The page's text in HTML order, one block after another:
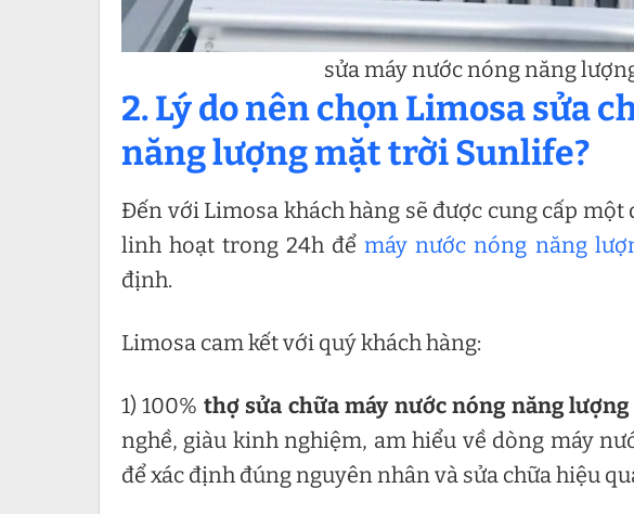
sửa máy nước nóng năng
2. Lý do nên chọn Limosa sửa
năng lượng mặt trời Sunlife?
Đến với Limosa khách hàng sẽ được cung cấp
linh hoạt trong 24h đểmáy nước nóng năng
định.
Limosa cam kết với quý khách hàng:
1) 100% thợ sửa chữa máy nước nóng năng
nghề, giàu kinh nghiệm, am hiểu về dòng máy
để xác định đúng nguyên nhân và sửa chữa hiệu